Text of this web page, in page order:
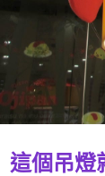
這個吊燈